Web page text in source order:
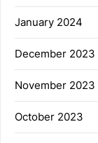
January 2024
December 2023
November 2023
October 2023